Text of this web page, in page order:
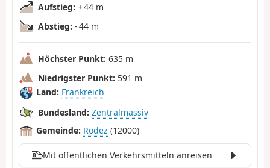
Aufstieg: + 44 m
Abstieg: - 44 m
Höchster Punkt: 635 m
Niedrigster Punkt: 591 m
Land: Frankreich
Bundesland: Zentralmassiv
Gemeinde: Rodez (12000)
Mit öffentlichen Verkehrsmitteln anreisen